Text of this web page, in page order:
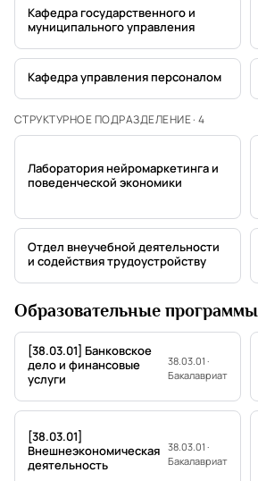
Кафедра государственного и
муниципального управления
Кафедра управления персоналом
СТРУКТУРНОЕ ПОДРАЗДЕЛЕНИЕ · 4
Лаборатория нейромаркетинга и
поведенческой экономики
Отдел внеучебной деятельности
и содействия трудоустройству
Образовательные программы
[38.03.01] Банковское
дело и финансовые
услуги
38.03.01 ·
Бакалавриат
[38.03.01]
Внешнеэкономическая
деятельность
38.03.01 ·
Бакалавриат